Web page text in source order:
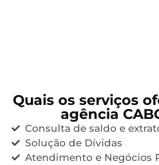
Quais os serviços
agência
Consulta de saldo e
Solução de Dívidas
Atendimento e Negócios